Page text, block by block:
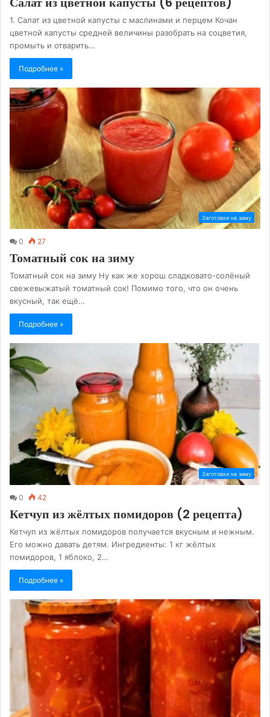
1. Салат из цветной капусты с маслинами и перцем Кочан
цветной капусты средней величины разобрать на соцветия,
промыть и отварить…
Подробнее »
Заготовки на зиму
0 27
Томатный сок на зиму
Томатный сок на зиму Ну как же хорош сладковато-солёный
свежевыжатый томатный сок! Помимо того, что он очень
вкусный, так ещё…
Подробнее »
Заготовки на зиму
0 42
Кетчуп из жёлтых помидоров (2 рецепта)
Кетчуп из жёлтых помидоров получается вкусным и нежным.
Его можно давать детям. Ингредиенты: 1 кг жёлтых
помидоров, 1 яблоко, 2…
Подробнее »